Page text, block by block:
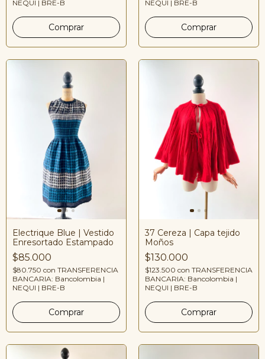
NEQUI | BRE-B
NEQUI | BRE-B
Electrique Blue | Vestido
Enresortado Estampado
$85.000
$80.750 con TRANSFERENCIA
BANCARIA: Bancolombia |
NEQUI | BRE-B
37 Cereza | Capa tejido
Moños
$130.000
$123.500 con TRANSFERENCIA
BANCARIA: Bancolombia |
NEQUI | BRE-B